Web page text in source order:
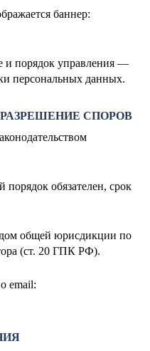
баннер:
и порядок управления —
персональных данных.
СПОРОВ
обязателен, срок
общей юрисдикции по
(ст. 20 ГПК РФ).
email: